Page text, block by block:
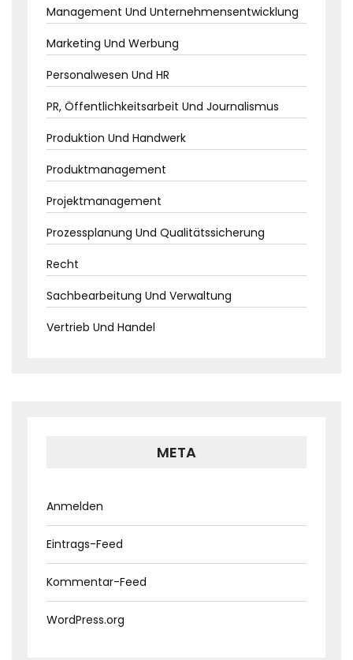
Management Und Unternehmensentwicklung
Marketing Und Werbung
Personalwesen Und HR
PR, Öffentlichkeitsarbeit Und Journalismus
Produktion Und Handwerk
Produktmanagement
Projektmanagement
Prozessplanung Und Qualitätssicherung
Recht
Sachbearbeitung Und Verwaltung
Vertrieb Und Handel
META
Anmelden
Eintrags-Feed
Kommentar-Feed
WordPress.org